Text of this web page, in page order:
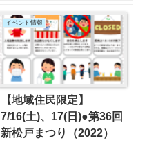
イベント情報
【地域住民限定】
7/16(土)、17(日)●第36回
新松戸まつり（2022）